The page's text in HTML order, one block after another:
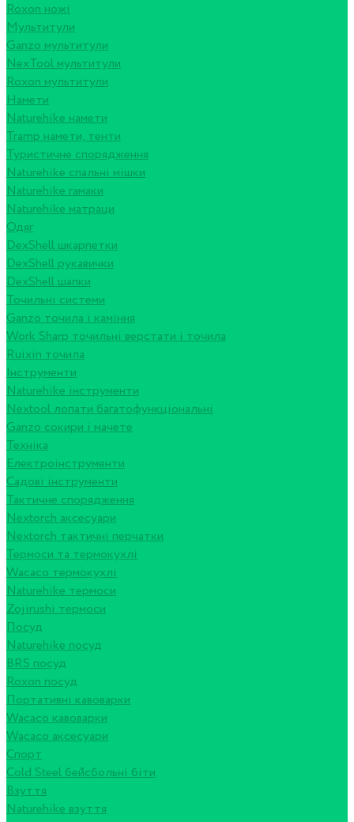
Roxon ножi
Мультитули
Ganzo мультитули
NexTool мультитули
Roxon мультитули
Намети
Naturehike намети
Tramp намети, тенти
Туристичне спорядження
Naturehike спальні мішки
Naturehike гамаки
Naturehike матраци
Одяг
DexShell шкарпетки
DexShell рукавички
DexShell шапки
Точильні системи
Ganzo точила і каміння
Work Sharp точильні верстати і точила
Ruixin точила
Інструменти
Naturehike інструменти
Nextool лопати багатофункціональні
Ganzo сокири і мачете
Техніка
Електроінструменти
Садові інструменти
Тактичне спорядження
Nextorch аксесуари
Nextorch тактичні перчатки
Термоси та термокухлі
Wacaco термокухлі
Naturehike термоси
Zojirushi термоси
Посуд
Naturehike посуд
BRS посуд
Roxon посуд
Портативні кавоварки
Wacaco кавоварки
Wacaco аксесуари
Спорт
Cold Steel бейсбольні біти
Взуття
Naturehike взуття